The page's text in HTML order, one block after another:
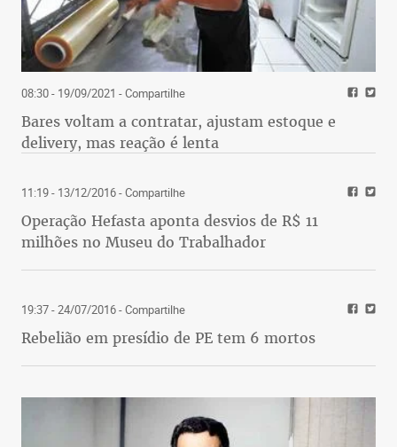
08:30 - 19/09/2021 - Compartilhe
Bares voltam a contratar, ajustam estoque e
delivery, mas reação é lenta
11:19 - 13/12/2016- Compartilhe
Operação Hefasta aponta desvios de R$ 11
milhões no Museu do Trabalhador
19:37 - 24/07/2016- Compartilhe
Rebelião em presídio de PE tem 6 mortos